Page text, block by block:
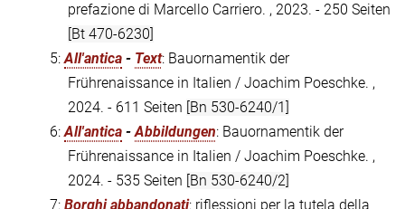
prefazione di Marcello Carriero. , 2023. - 250 Seiten
[Bt 470-6230]
5:All'antica - Text: Bauornamentik der
Frührenaissance in Italien / Joachim Poeschke. ,
2024. - 611 Seiten [Bn 530-6240/1]
6:All'antica -Abbildungen: Bauornamentik der
Frührenaissance in Italien / Joachim Poeschke. ,
2024. - 535 Seiten [Bn 530-6240/2]
7: Borghi abbandonati: riflessioni per la tutela della